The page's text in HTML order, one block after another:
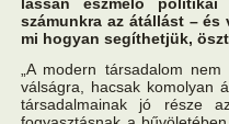
számunkra az átállást –
mi hogyan segíthetjük,
„A modern társadalom
válságra, hacsak komolyan
társadalmainak jó része